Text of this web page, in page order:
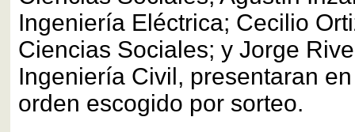
Ingeniería Eléctrica; Cecilio
Ciencias Sociales; y Jorge
Ingeniería Civil, presentaran
orden escogido por sorteo.